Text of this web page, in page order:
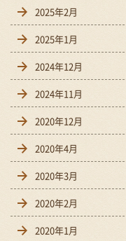
2025年2月
2025年1月
2024年12月
2024年11月
2020年12月
2020年4月
2020年3月
2020年2月
2020年1月